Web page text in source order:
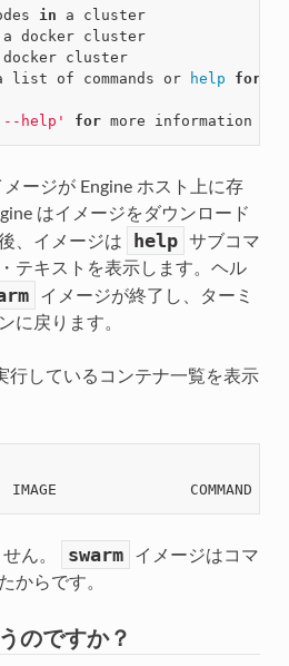
in a cluster
docker cluster
cluster
list of commands or
help for
--help' for
メージが Engine ホスト上に存
はイメージをダウンロード
、イメージは
help
サブコマ
テキストを表示します。ヘル
イメージが終了し、ターミ
に戻ります。
行しているコンテナ一覧を表示
ん。 swarm
イメージはコマ
からです。
のですか？